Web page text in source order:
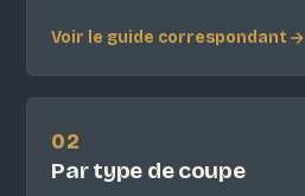
Voir le guide correspondant
02
Par type de coupe